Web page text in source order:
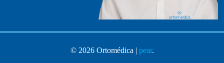
© 2026 Ortomédica | pear.